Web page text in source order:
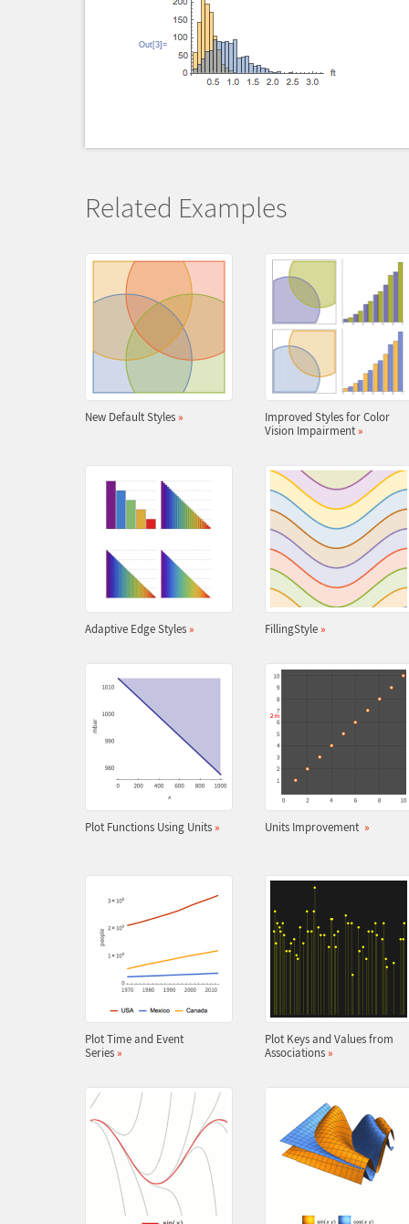
Out[3]=
Related Examples
New Default Styles »
Improved Styles for Color
Vision Impairment »
Adaptive Edge Styles » FillingStyle »
Plot Functions Using Units » Units Improvement »
Plot Time and Event
Series »
Plot Keys and Values from
Associations »